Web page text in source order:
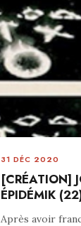
31 DÉC 2020
[CRÉATION]
ÉPIDÉMIK
Après avoir